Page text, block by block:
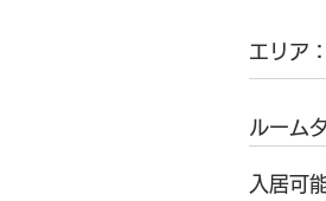
​エリア：
ルーム
入居可